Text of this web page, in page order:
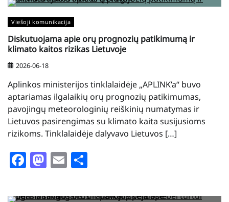
Viešoji komunikacija
Diskutuojama apie orų prognozių patikimumą ir
klimato kaitos rizikas Lietuvoje
2026-06-18
Aplinkos ministerijos tinklalaidėje „APLINK’a“ buvo
aptariamas ilgalaikių orų prognozių patikimumas,
pavojingų meteorologinių reiškinių numatymas ir
Lietuvos pasirengimas su klimato kaita susijusioms
rizikoms. Tinklalaidėje dalyvavo Lietuvos […]
Facebook
Mastodon
Email